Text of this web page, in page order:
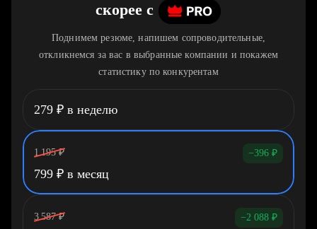
скорее c
Поднимем резюме, напишем сопроводительные,
откликнемся за вас в выбранные компании и покажем
статистику по конкурентам
279 ₽ в неделю
1 195 ₽ −396 ₽
799 ₽ в месяц
3 587 ₽ −2 088 ₽